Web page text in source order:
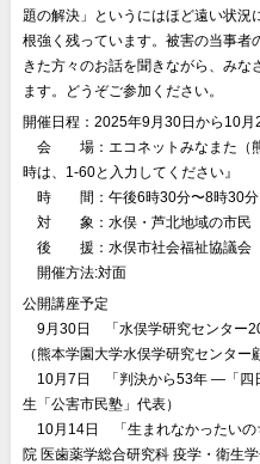
題の解決」というにはほど遠い状況
根強く残っています。被害の当事者
きた⽅々のお話を聞きながら、み
ます。どうぞご参加ください。
開催日程：2025年9月30日から10月
会 場：エコネットみなまた（熊
時は、1-60と入力してください』
時 間：午後6時30分〜8時30分
対 象：水俣・芦北地域の市民（
後 援：水俣市社会福祉協議会
開催方法:対面
公開講座予定
9月30日 「⽔俣学研究センター
（熊本学園大学水俣学研究センター
10月7日 「判決から53年 ―「四
⽣「公害市⺠塾」代表）
10月14日 「⽣まれなかったいの
院 医⻭薬学総合研究科 疫学・衛⽣学